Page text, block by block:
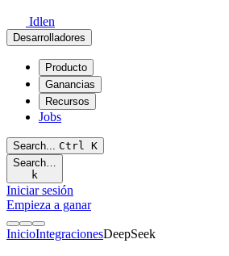
Idlen
Desarrolladores
Producto
Ganancias
Recursos
Jobs
Search... Ctrl K
Search…
k
Iniciar sesión
Empieza a ganar
InicioIntegracionesDeepSeek